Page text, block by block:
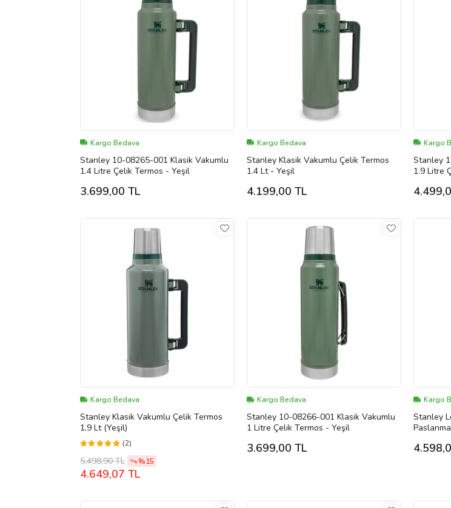
Kargo Bedava
Stanley 10-08265-001 Klasik Vakumlu
1.4 Litre Çelik Termos - Yeşil
3.699,00 TL
Kargo Bedava
Stanley Klasik Vakumlu Çelik Termos
1.4 Lt - Yeşil
4.199,00 TL
Kargo
Stanley
1.9 Litre
Kargo Bedava
Stanley Klasik Vakumlu Çelik Termos
1,9 Lt (Yeşil)
(2)
5.498,90 TL %15
4.649,07 TL
Kargo Bedava
Stanley 10-08266-001 Klasik Vakumlu
1 Litre Çelik Termos - Yeşil
3.699,00 TL
Kargo
Stanley